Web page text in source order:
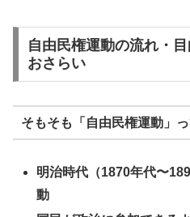
自由民権運動の流れ・
おさらい
そもそも「自由民権運動」っ
明治時代（1870年代〜
動